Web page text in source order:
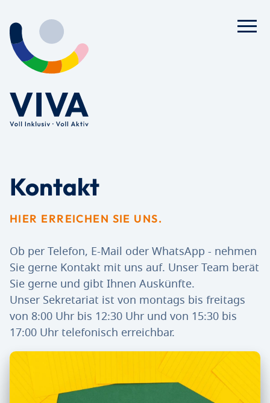
Kontakt
HIER ERREICHEN SIE UNS.
Ob per Telefon, E-Mail oder WhatsApp - nehmen
Sie gerne Kontakt mit uns auf. Unser Team berät
Sie gerne und gibt Ihnen Auskünfte.
Unser Sekretariat ist von montags bis freitags
von 8:00 Uhr bis 12:30 Uhr und von 15:30 bis
17:00 Uhr telefonisch erreichbar.